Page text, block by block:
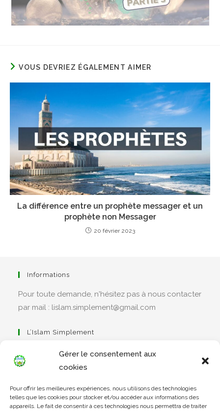
Gérer le consentement aux
cookies
Pour offrir les meilleures expériences, nous utilisons des technologies
telles que les cookies pour stocker et/ou accéder aux informations des
appareils. Le fait de consentir à ces technologies nous permettra de traiter
VOUS DEVRIEZ ÉGALEMENT AIMER
La différence entre un prophète messager et un
prophète non Messager
20 février 2023
Informations
Pour toute demande, n'hésitez pas à nous contacter
par mail : lislam.simplement@gmail.com
L’Islam Simplement
dans
un
Apprendre Le Coran Simplement